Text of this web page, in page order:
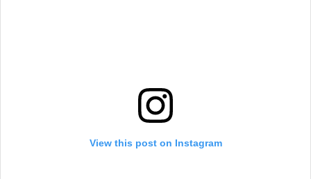
View this post on Instagram